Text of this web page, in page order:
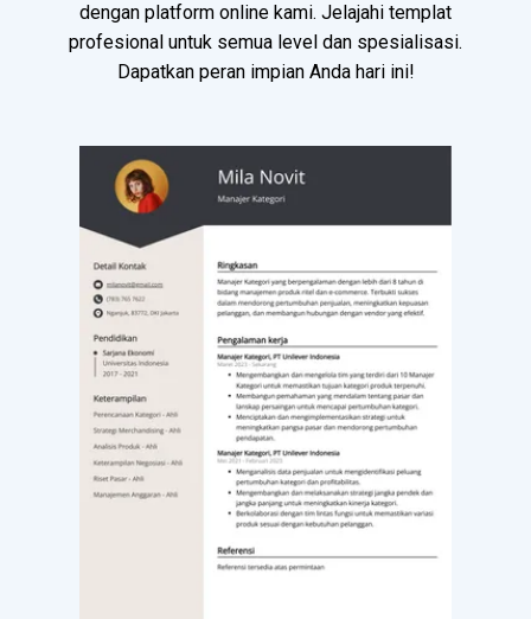
dengan platform online kami. Jelajahi templat
profesional untuk semua level dan spesialisasi.
Dapatkan peran impian Anda hari ini!